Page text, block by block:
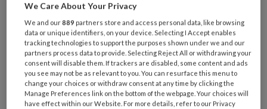
insturen en je kunt gewoon je werk
wel doen werkt averechts. Aan de
buitenkant zie je vaak niets en dat
maakt het voor sommige mensen lastig
om te willen inzien dat mensen met
NAH wel degelijk beperkingen
We Care About Your Privacy
We and our889 partners store and access personal data, like browsing
data or unique identifiers, on your device. Selecting I Accept enables
tracking technologies to support the purposes shown under we and our
partners process data to provide. Selecting Reject All or withdrawing your
consent will disable them. If trackers are disabled, some content and ads
you see may not be as relevant to you. You can resurface this menu to
change your choices or withdraw consent at any time by clicking the
Manage Preferences link on the bottom of the webpage. Your choices will
have effect within our Website. For more details, refer to our Privacy